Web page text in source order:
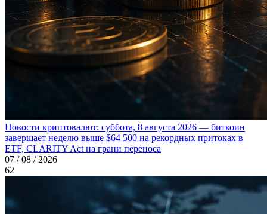
Новости криптовалют: суббота, 8 августа 2026 — биткоин
завершает неделю выше $64 500 на рекордных притоках в
ETF, CLARITY Act на грани переноса
07 / 08 / 2026
62